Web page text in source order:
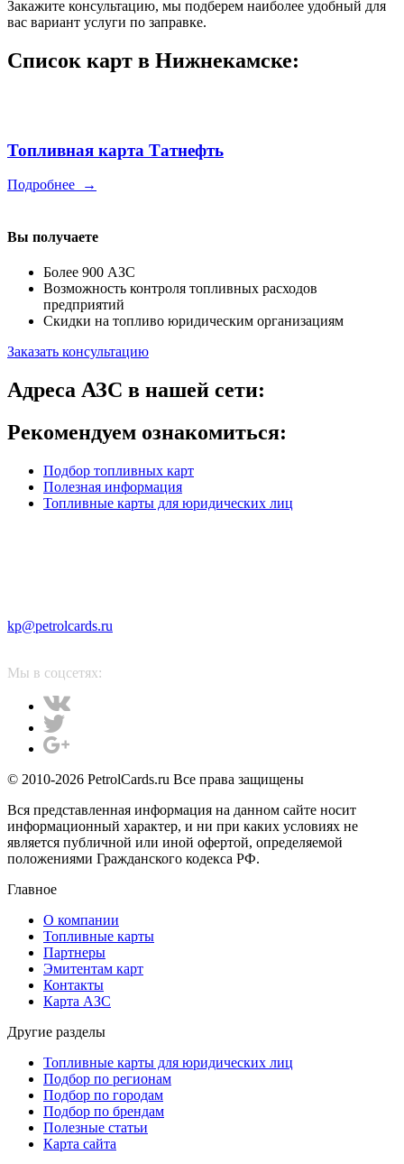
Закажите консультацию, мы подберем наиболее удобный для
вас вариант услуги по заправке.
Список карт в Нижнекамске:
Топливная карта Татнефть
Подробнее →
Вы получаете
Более 900 АЗС
Возможность контроля топливных расходов
предприятий
Скидки на топливо юридическим организациям
Заказать консультацию
Адреса АЗС в нашей сети:
Рекомендуем ознакомиться:
Подбор топливных карт
Полезная информация
Топливные карты для юридических лиц
kp@petrolcards.ru
Мы в соцсетях:
© 2010-2026 PetrolCards.ru Все права защищены
Вся представленная информация на данном сайте носит
информационный характер, и ни при каких условиях не
является публичной или иной офертой, определяемой
положениями Гражданского кодекса РФ.
Главное
О компании
Топливные карты
Партнеры
Эмитентам карт
Контакты
Карта АЗС
Другие разделы
Топливные карты для юридических лиц
Подбор по регионам
Подбор по городам
Подбор по брендам
Полезные статьи
Карта сайта